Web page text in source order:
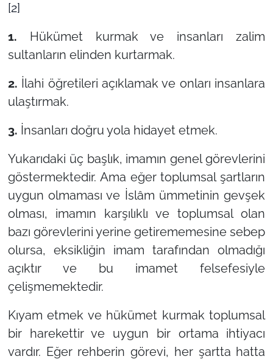
[2]
1.
Hükümet kurmak ve insanları zalim
sultanların elinden kurtarmak.
2. İlahi öğretileri açıklamak ve onları insanlara
ulaştırmak.
3. İnsanları doğru yola hidayet etmek.
Yukarıdaki üç başlık, imamın genel görevlerini
göstermektedir. Ama eğer toplumsal şartların
uygun olmaması ve İslâm ümmetinin gevşek
olması, imamın karşılıklı ve toplumsal olan
bazı görevlerini yerine getirememesine sebep
olursa, eksikliğin imam tarafından olmadığı
açıktır ve bu imamet felsefesiyle
çelişmemektedir.
Kıyam etmek ve hükümet kurmak toplumsal
bir harekettir ve uygun bir ortama ihtiyacı
vardır. Eğer rehberin görevi, her şartta hatta